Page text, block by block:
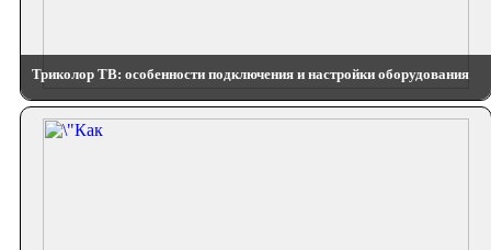
Триколор ТВ: особенности подключения и настройки оборудования